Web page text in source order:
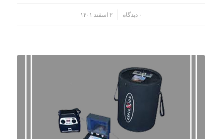
۰ دیدگاه ۲ اسفند ۱۴۰۱